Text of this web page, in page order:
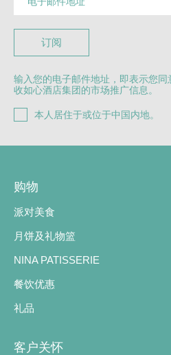
订阅
输入您的电子邮件地址，即表示您同
收如心酒店集团的市场推广信息。
本人居住于或位于中国内地。
购物
派对美食
月饼及礼物篮
NINA PATISSERIE
餐饮优惠
礼品
客户关怀